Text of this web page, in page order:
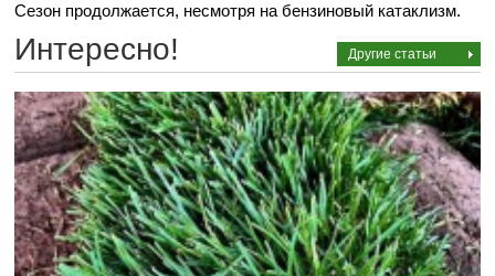
Сезон продолжается, несмотря на бензиновый катаклизм.
Интересно! Другие статьи